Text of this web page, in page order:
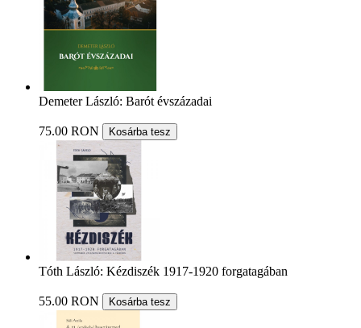
Demeter László: Barót évszázadai
75.00 RON Kosárba tesz
Tóth László: Kézdiszék 1917-1920 forgatagában
55.00 RON Kosárba tesz